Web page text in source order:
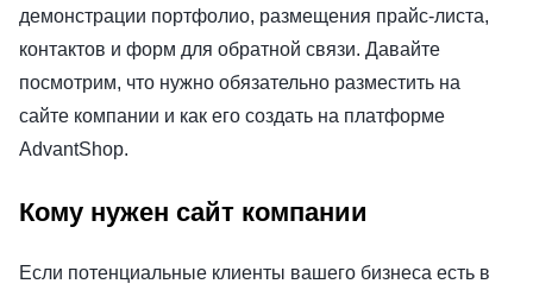
демонстрации портфолио, размещения прайс-листа,
контактов и форм для обратной связи. Давайте
посмотрим, что нужно обязательно разместить на
сайте компании и как его создать на платформе
AdvantShop.
Кому нужен сайт компании
Если потенциальные клиенты вашего бизнеса есть в